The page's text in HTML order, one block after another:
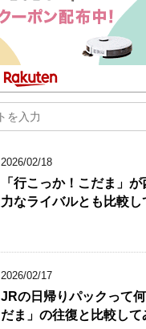
2026/02/18
「行こっか！こだま」
力なライバルとも比較し
2026/02/17
JRの日帰りパックって
だま」の往復と比較して